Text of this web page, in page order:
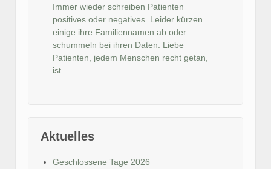
Immer wieder schreiben Patienten
positives oder negatives. Leider kürzen
einige ihre Familiennamen ab oder
schummeln bei ihren Daten. Liebe
Patienten, jedem Menschen recht getan,
ist...
Aktuelles
Geschlossene Tage 2026